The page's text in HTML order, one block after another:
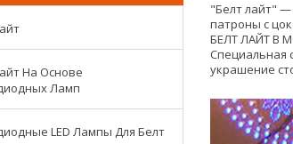
На Основе
Ламп
LED Лампы Для Белт
"Белт лайт" —
патроны с
БЕЛТ ЛАЙТ В
Специальная
украшение